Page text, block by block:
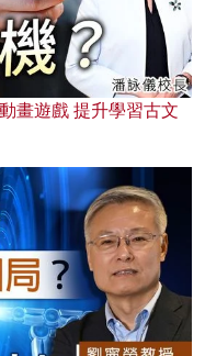
畫遊戲 提升學習古文